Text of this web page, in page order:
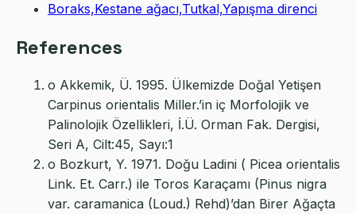
Boraks,Kestane ağacı,Tutkal,Yapışma direnci
References
o Akkemik, Ü. 1995. Ülkemizde Doğal Yetişen
Carpinus orientalis Miller.’in iç Morfolojik ve
Palinolojik Özellikleri, İ.Ü. Orman Fak. Dergisi,
Seri A, Cilt:45, Sayı:1
o Bozkurt, Y. 1971. Doğu Ladini ( Picea orientalis
Link. Et. Carr.) ile Toros Karaçamı (Pinus nigra
var. caramanica (Loud.) Rehd)’dan Birer Ağaçta